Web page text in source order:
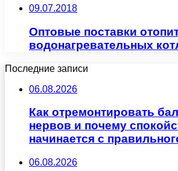
09.07.2018
Оптовые поставки
водонагревательных
Последние записи
06.08.2026
Как отремонтировать
нервов и почему
начинается с
06.08.2026